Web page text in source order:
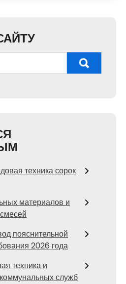
техника сорок
материалов и
пояснительной
2026 года
техника и
служб